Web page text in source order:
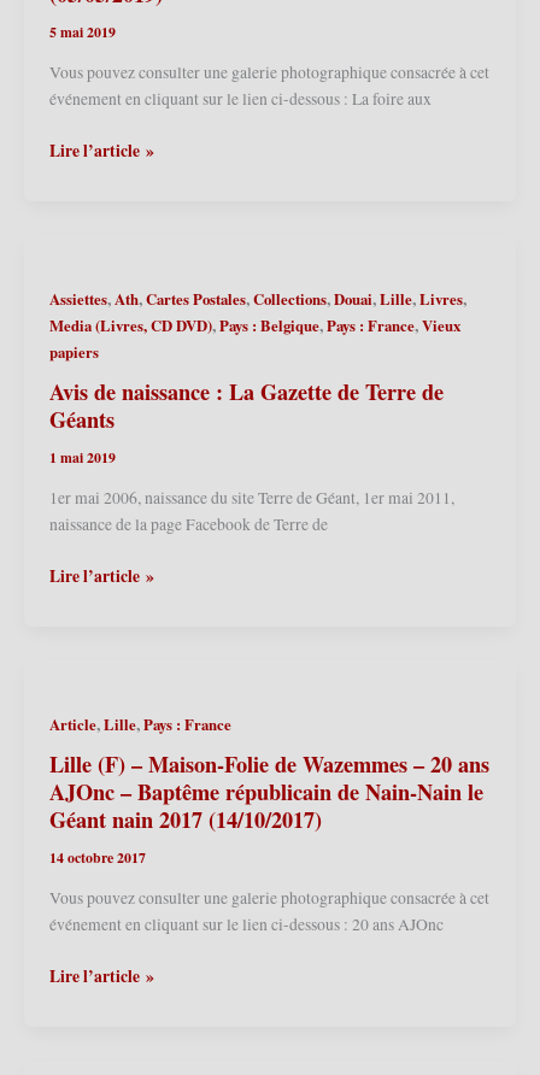
de
Ville
de
(22/09/2019)
5 mai 2019
Vous pouvez consulter une galerie photographique consacrée à cet
événement en cliquant sur le lien ci-dessous : La foire aux
Lille
–
Les
voitures
anciennes
accueillent
Géants
du
Nord
(05/05/2019)
Lire l’article »
Assiettes,Ath,Cartes Postales,Collections,Douai,Lille,Livres,
Media (Livres, CD DVD),Pays : Belgique,Pays : France,Vieux
papiers
Avis de naissance : La Gazette de Terre de
Géants
1 mai 2019
1er mai 2006, naissance du site Terre de Géant, 1er mai 2011,
naissance de la page Facebook de Terre de
Avis
de
Terre
de
Géants
Lire l’article »
Article,Lille,Pays : France
Lille (F) – Maison-Folie de Wazemmes – 20 ans
AJOnc – Baptême républicain de Nain-Nain le
Géant nain 2017 (14/10/2017)
14 octobre 2017
Vous pouvez consulter une galerie photographique consacrée à cet
événement en cliquant sur le lien ci-dessous : 20 ans AJOnc
Lille
Lire l’article »